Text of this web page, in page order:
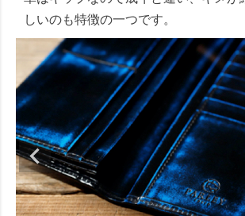
しいのも特徴の一つです。